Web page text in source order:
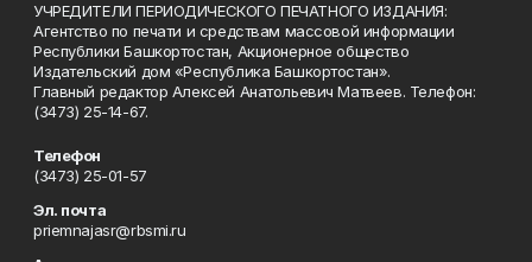
УЧРЕДИТЕЛИ ПЕРИОДИЧЕСКОГО ПЕЧАТНОГО ИЗДАНИЯ:
Агентство по печати и средствам массовой информации
Республики Башкортостан, Акционерное общество
Издательский дом «Республика Башкортостан».
Главный редактор Алексей Анатольевич Матвеев. Телефон:
(3473) 25-14-67.
Телефон
(3473) 25-01-57
Эл. почта
priemnajasr@rbsmi.ru